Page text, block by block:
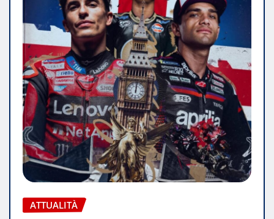
ATTUALITÀ